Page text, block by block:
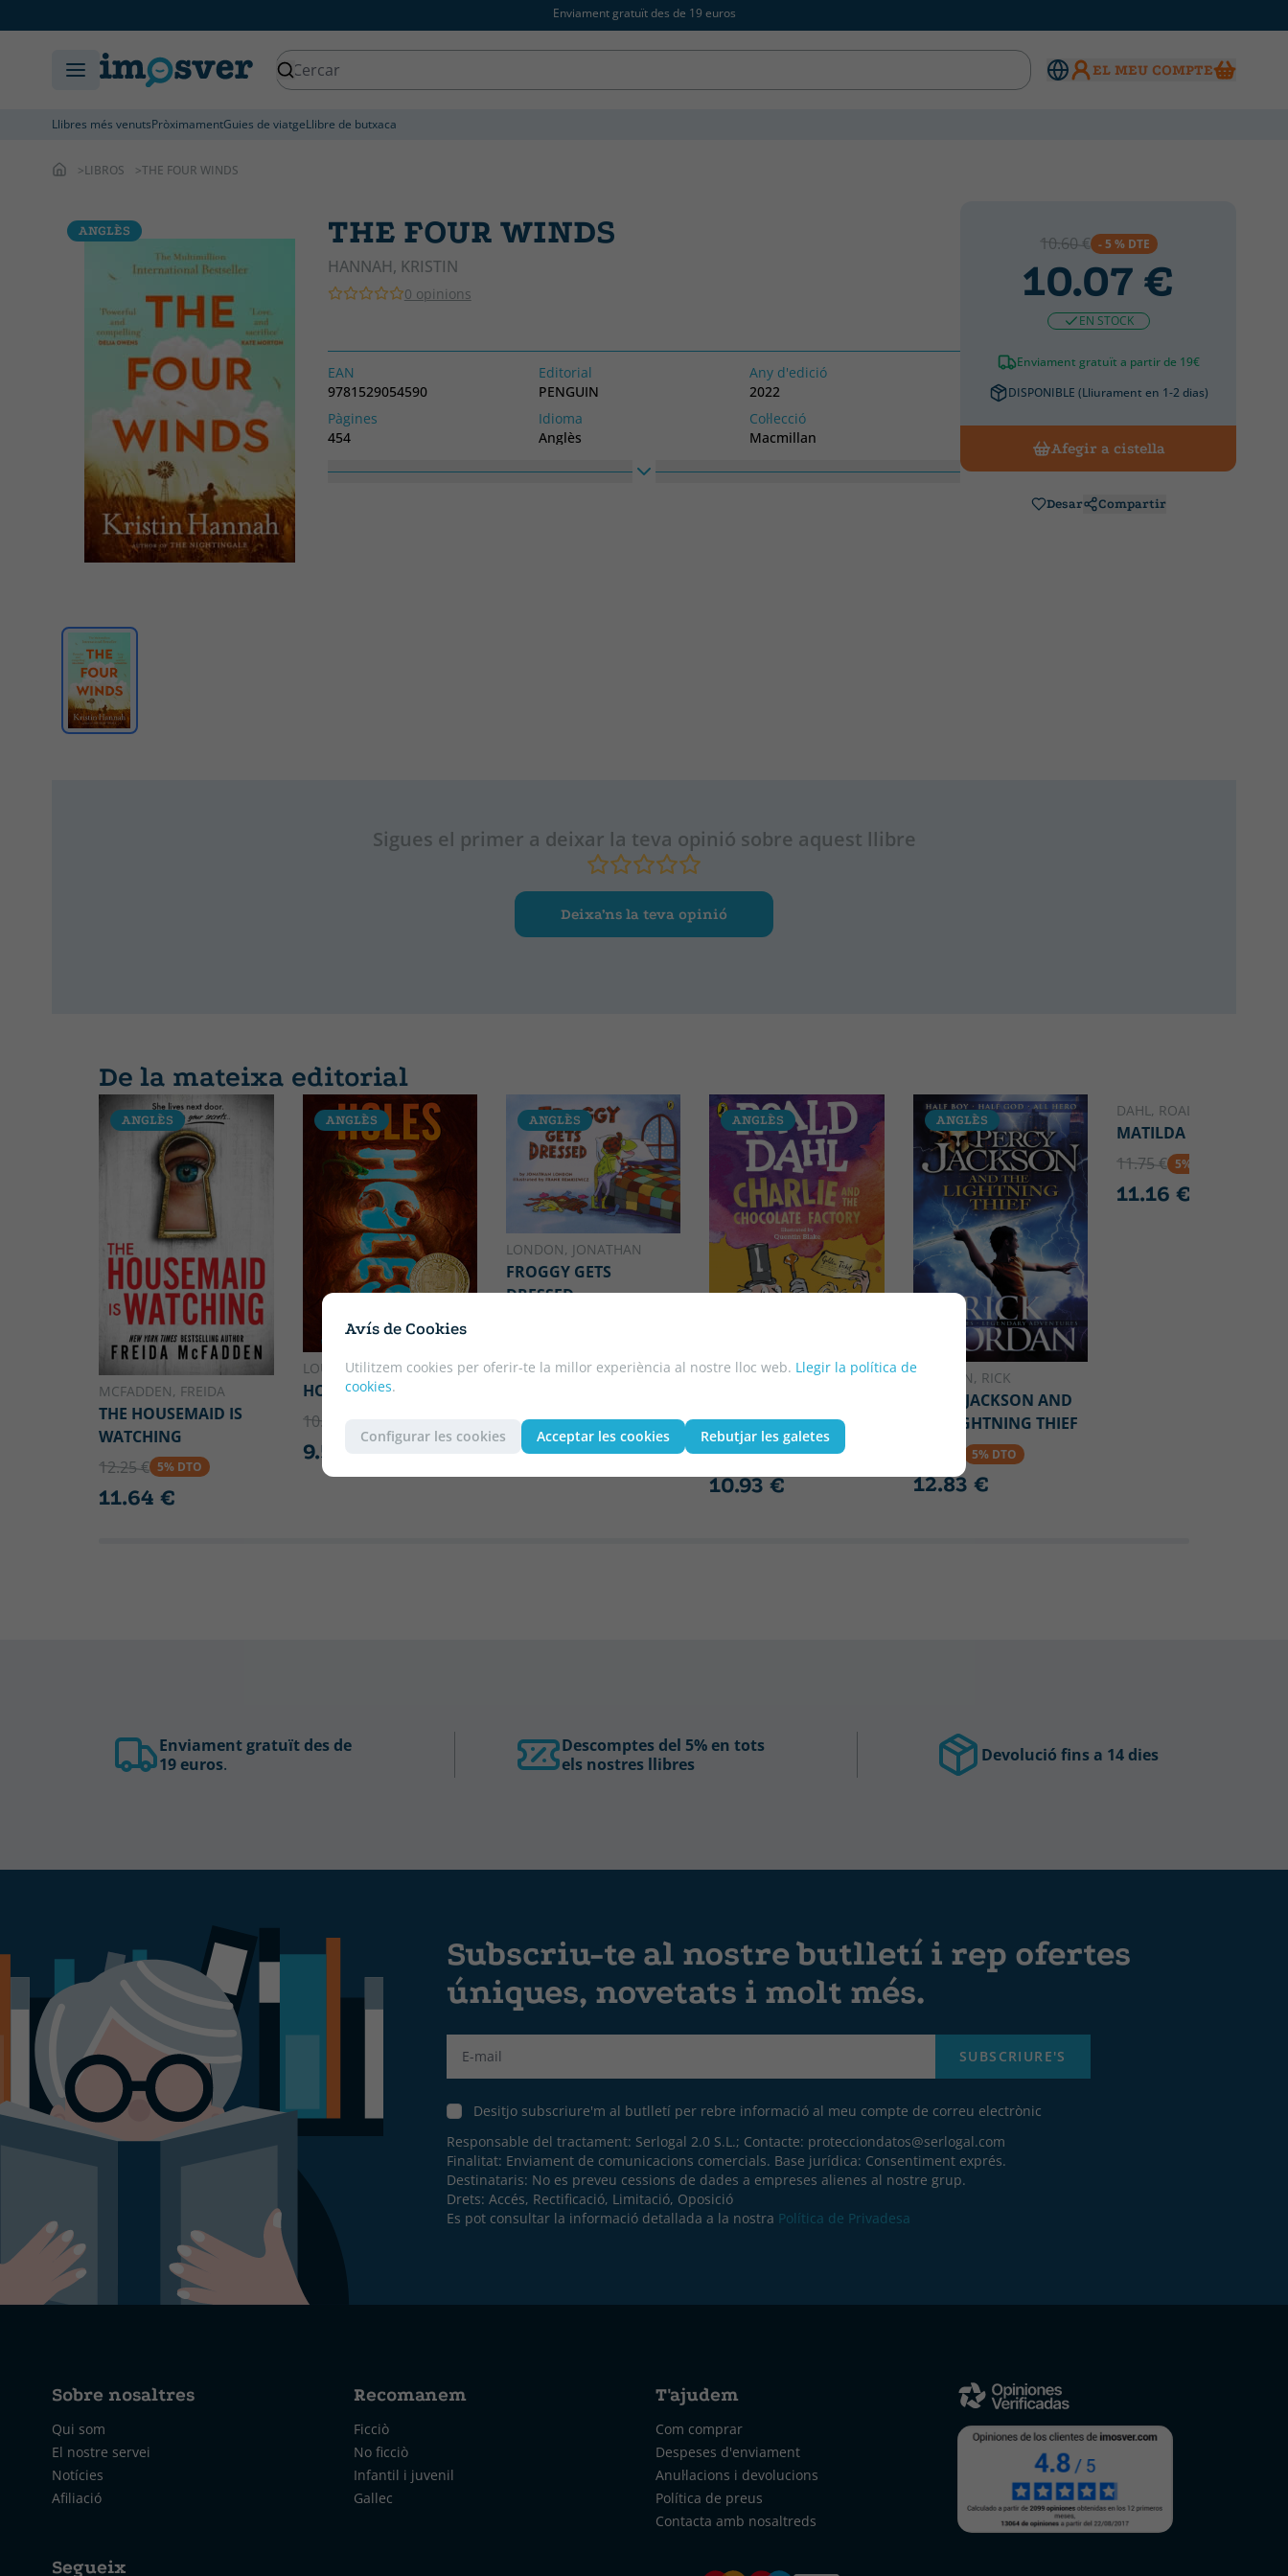
Enviament gratuït des de 19 euros
EL MEU COMPTE
Llibres més venutsPròximamentGuies de viatgeLlibre de butxaca
Avís de Cookies
Utilitzem cookies per oferir-te la millor experiència al nostre lloc web. Llegir la política de
cookies.
Configurar les cookies Acceptar les cookies Rebutjar les galetes
LIBROS THE FOUR WINDS
ANGLÈS THE FOUR WINDS
HANNAH, KRISTIN
0 opinions
EAN
9781529054590
Editorial
PENGUIN
Any d'edició
2022
Pàgines
454
Idioma
Anglès
Col·lecció
Macmillan
10.60 € - 5 % DTE
10.07 €
EN STOCK
Enviament gratuït a partir de 19€
DISPONIBLE (Lliurament en 1-2 dias)
Afegir a cistella
Desar Compartir
Sigues el primer a deixar la teva opinió sobre aquest llibre
Deixa’ns la teva opinió
De la mateixa editorial
ANGLÈS
MCFADDEN, FREIDA
THE HOUSEMAID IS
WATCHING
12.25 € 5% DTO
11.64 €
ANGLÈS
LOUIS SACHAR
HOLES
10.10 €
9.59 €
ANGLÈS
LONDON, JONATHAN
FROGGY GETS
DRESSED
10.21 €
ANGLÈS
DAHL, ROALD
CHOCOLATE FACTORY
11.50 € 5% DTO
10.93 €
ANGLÈS
RIORDAN, RICK
PERCY JACKSON AND
THE LIGHTNING THIEF
5% DTO
12.83 €
ANGLÈS
DAHL, ROALD
MATILDA
11.75 € 5% DTO
11.16 €
Enviament gratuït des de
19 euros.
Descomptes del 5% en tots
els nostres llibres
Devolució fins a 14 dies
Subscriu-te al nostre butlletí i rep ofertes
úniques, novetats i molt més.
SUBSCRIURE'S
Desitjo subscriure'm al butlletí per rebre informació al meu compte de correu electrònic
Responsable del tractament: Serlogal 2.0 S.L.; Contacte: protecciondatos@serlogal.com
Finalitat: Enviament de comunicacions comercials. Base jurídica: Consentiment exprés.
Destinataris: No es preveu cessions de dades a empreses alienes al nostre grup.
Drets: Accés, Rectificació, Limitació, Oposició
Es pot consultar la informació detallada a la nostra Política de Privadesa
Sobre nosaltres
Qui som
El nostre servei
Notícies
Afiliació
Segueix
Recomanem
Ficciò
No ficciò
Infantil i juvenil
Gallec
T'ajudem
Com comprar
Despeses d'enviament
Anul·lacions i devolucions
Política de preus
Contacta amb nosaltreds